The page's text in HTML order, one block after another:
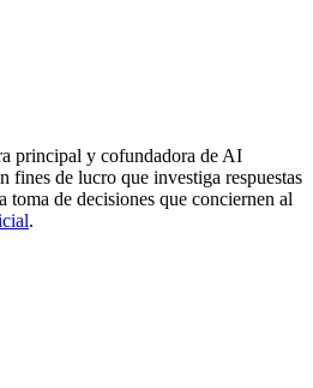
principal y cofundadora de AI
fines de lucro que investiga respuestas
toma de decisiones que conciernen al
.